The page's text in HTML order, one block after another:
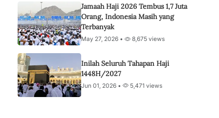
Jamaah Haji 2026 Tembus 1,7 Juta
Orang, Indonesia Masih yang
Terbanyak
May 27, 2026 • 8,675 views
Inilah Seluruh Tahapan Haji
1448H/2027
Jun 01, 2026 • 5,471 views